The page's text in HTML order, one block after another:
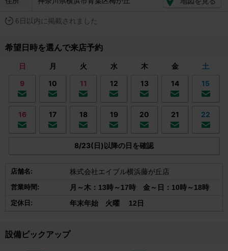
6日以内に掲載されました
希望日時を選んで来店予約
日 月 火 水 木 金
土
9
10 11 12 13 14 15
16 17 18 19 20 21 22
8/23(日)以降の日を確認
店舗名: 株式会社エイブル横浜藤が丘店
営業時間: 月～木：13時～17時 金～日：10時～18時
定休日: 年末年始 火曜 12日
設備ピックアップ